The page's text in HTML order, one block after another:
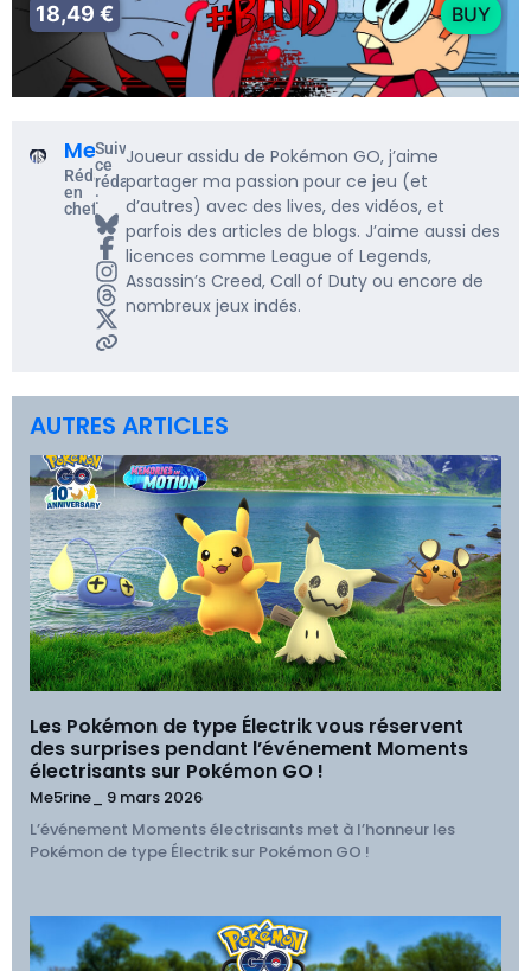
18,49 € BUY
Me5rine_
Rédacteur
en
chef
Suivre
ce
rédacteur
:
Joueur assidu de Pokémon GO, j’aime
partager ma passion pour ce jeu (et
d’autres) avec des lives, des vidéos, et
parfois des articles de blogs. J’aime aussi des
licences comme League of Legends,
Assassin’s Creed, Call of Duty ou encore de
nombreux jeux indés.
AUTRES ARTICLES
Les Pokémon de type Électrik vous réservent
des surprises pendant l’événement Moments
électrisants sur Pokémon GO !
Me5rine_ 9 mars 2026
L’événement Moments électrisants met à l’honneur les
Pokémon de type Électrik sur Pokémon GO !